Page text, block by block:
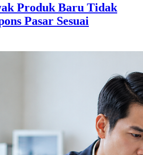
Produk Baru Tidak
Pasar Sesuai